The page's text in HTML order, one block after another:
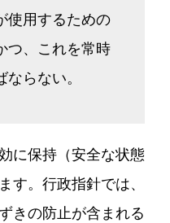
使用するための
つ、これを常時
らない。
に保持（安全な状態
す。行政指針では、
きの防止が含まれる